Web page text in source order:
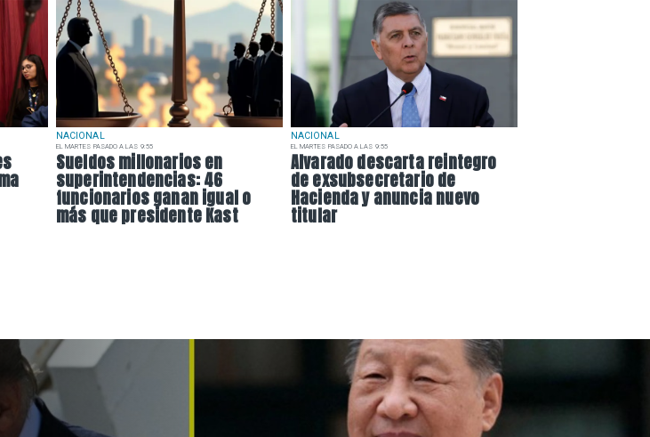
NACIONAL
EL MARTES PASADO A LAS 9:55
Sueldos millonarios en
superintendencias: 46
funcionarios ganan igual o
más que presidente Kast
NACIONAL
EL MARTES PASADO A LAS 9:55
Alvarado descarta reintegro
de exsubsecretario de
Hacienda y anuncia nuevo
titular